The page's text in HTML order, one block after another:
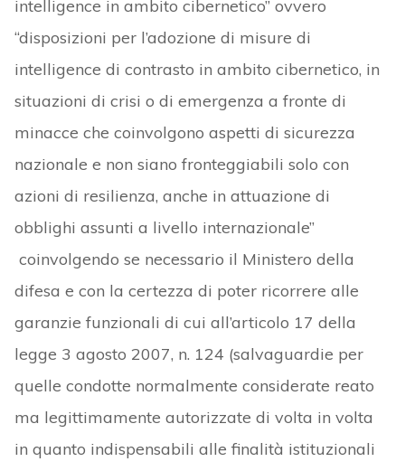
intelligence in ambito cibernetico” ovvero
“disposizioni per l’adozione di misure di
intelligence di contrasto in ambito cibernetico, in
situazioni di crisi o di emergenza a fronte di
minacce che coinvolgono aspetti di sicurezza
nazionale e non siano fronteggiabili solo con
azioni di resilienza, anche in attuazione di
obblighi assunti a livello internazionale”
coinvolgendo se necessario il Ministero della
difesa e con la certezza di poter ricorrere alle
garanzie funzionali di cui all’articolo 17 della
legge 3 agosto 2007, n. 124 (salvaguardie per
quelle condotte normalmente considerate reato
ma legittimamente autorizzate di volta in volta
in quanto indispensabili alle finalità istituzionali